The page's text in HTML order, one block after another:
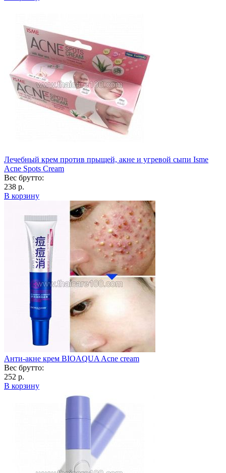
Лечебный крем против прыщей, акне и угревой сыпи Isme
Acne Spots Cream
Вес брутто:
238 р.
В корзину
Анти-акне крем BIOAQUA Acne cream
Вес брутто:
252 р.
В корзину